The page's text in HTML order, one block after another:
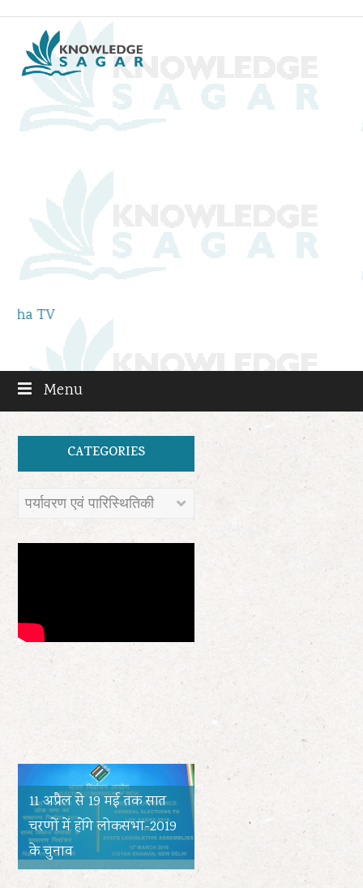
Watch Rajya Sabha & Lok Sabha TV
Menu
CATEGORIES
Categories
11 अप्रैल से 19 मई तक सात
चरणों में होंगे लोकसभा-2019
के चुनाव